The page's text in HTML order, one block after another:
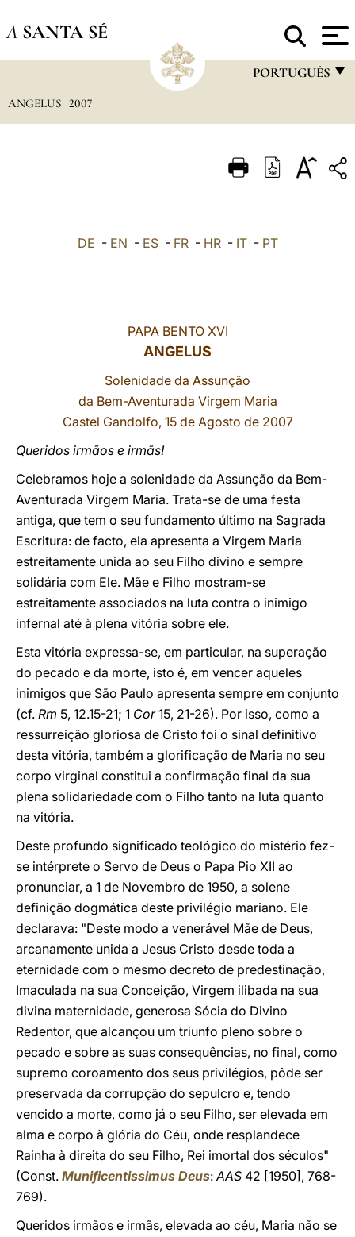
A SANTA SÉ
PORTUGUÊS
ITALIANO
ANGELUS 2007
DE - EN - ES- FR- HR- IT- PT
PAPA BENTO XVI
ANGELUS
Solenidade da Assunção
da Bem-Aventurada Virgem Maria
Castel Gandolfo, 15 de Agosto de 2007
Queridos irmãos e irmãs!
Celebramos hoje a solenidade da Assunção da Bem-
Aventurada Virgem Maria. Trata-se de uma festa
antiga, que tem o seu fundamento último na Sagrada
Escritura: de facto, ela apresenta a Virgem Maria
estreitamente unida ao seu Filho divino e sempre
solidária com Ele. Mãe e Filho mostram-se
estreitamente associados na luta contra o inimigo
infernal até à plena vitória sobre ele.
Esta vitória expressa-se, em particular, na superação
do pecado e da morte, isto é, em vencer aqueles
inimigos que São Paulo apresenta sempre em conjunto
(cf. Rm 5, 12.15-21; 1 Cor15, 21-26). Por isso, como a
ressurreição gloriosa de Cristo foi o sinal definitivo
desta vitória, também a glorificação de Maria no seu
corpo virginal constitui a confirmação final da sua
plena solidariedade com o Filho tanto na luta quanto
na vitória.
Deste profundo significado teológico do mistério fez-
se intérprete o Servo de Deus o Papa Pio XII ao
pronunciar, a 1 de Novembro de 1950, a solene
definição dogmática deste privilégio mariano. Ele
declarava: "Deste modo a venerável Mãe de Deus,
arcanamente unida a Jesus Cristo desde toda a
eternidade com o mesmo decreto de predestinação,
Imaculada na sua Conceição, Virgem ilibada na sua
divina maternidade, generosa Sócia do Divino
Redentor, que alcançou um triunfo pleno sobre o
pecado e sobre as suas consequências, no final, como
supremo coroamento dos seus privilégios, pôde ser
preservada da corrupção do sepulcro e, tendo
vencido a morte, como já o seu Filho, ser elevada em
alma e corpo à glória do Céu, onde resplandece
Rainha à direita do seu Filho, Rei imortal dos séculos"
(Const. Munificentissimus Deus:AAS 42 [1950], 768-
769).
Queridos irmãos e irmãs, elevada ao céu, Maria não se